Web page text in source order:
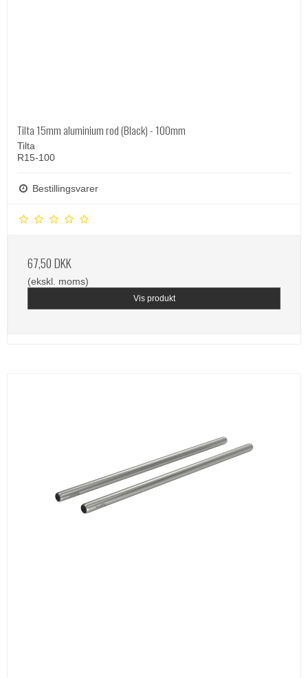
Tilta 15mm aluminium rod (Black) - 100mm
Tilta
R15-100
Bestillingsvarer
67,50 DKK
(ekskl. moms)
Vis produkt